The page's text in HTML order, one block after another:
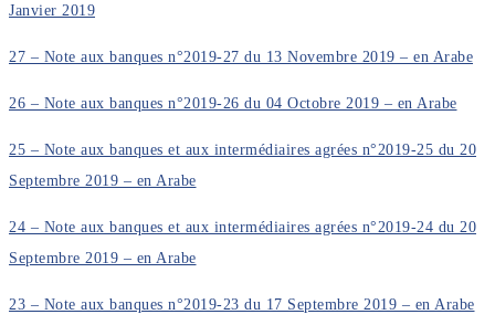
Janvier 2019
27 – Note aux banques n°2019-27 du 13 Novembre 2019 – en Arabe
26 – Note aux banques n°2019-26 du 04 Octobre 2019 – en Arabe
25 – Note aux banques et aux intermédiaires agrées n°2019-25 du 20
Septembre 2019 – en Arabe
24 – Note aux banques et aux intermédiaires agrées n°2019-24 du 20
Septembre 2019 – en Arabe
23 – Note aux banques n°2019-23 du 17 Septembre 2019 – en Arabe